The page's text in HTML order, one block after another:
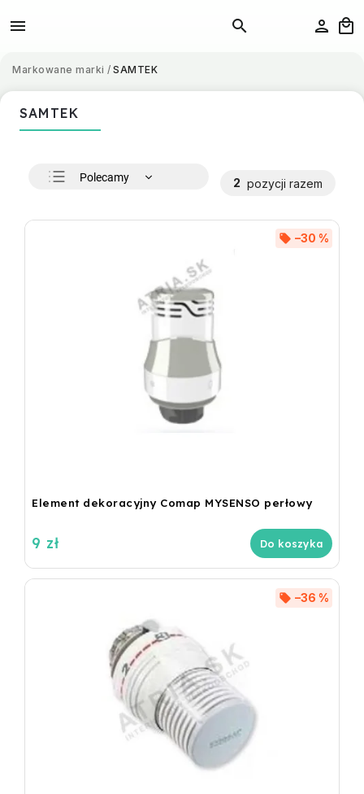
Markowane marki / SAMTEK
SAMTEK
Polecamy
2 pozycji razem
Element dekoracyjny Comap MYSENSO perłowy
–30 %
9 zł Do koszyka
–36 %